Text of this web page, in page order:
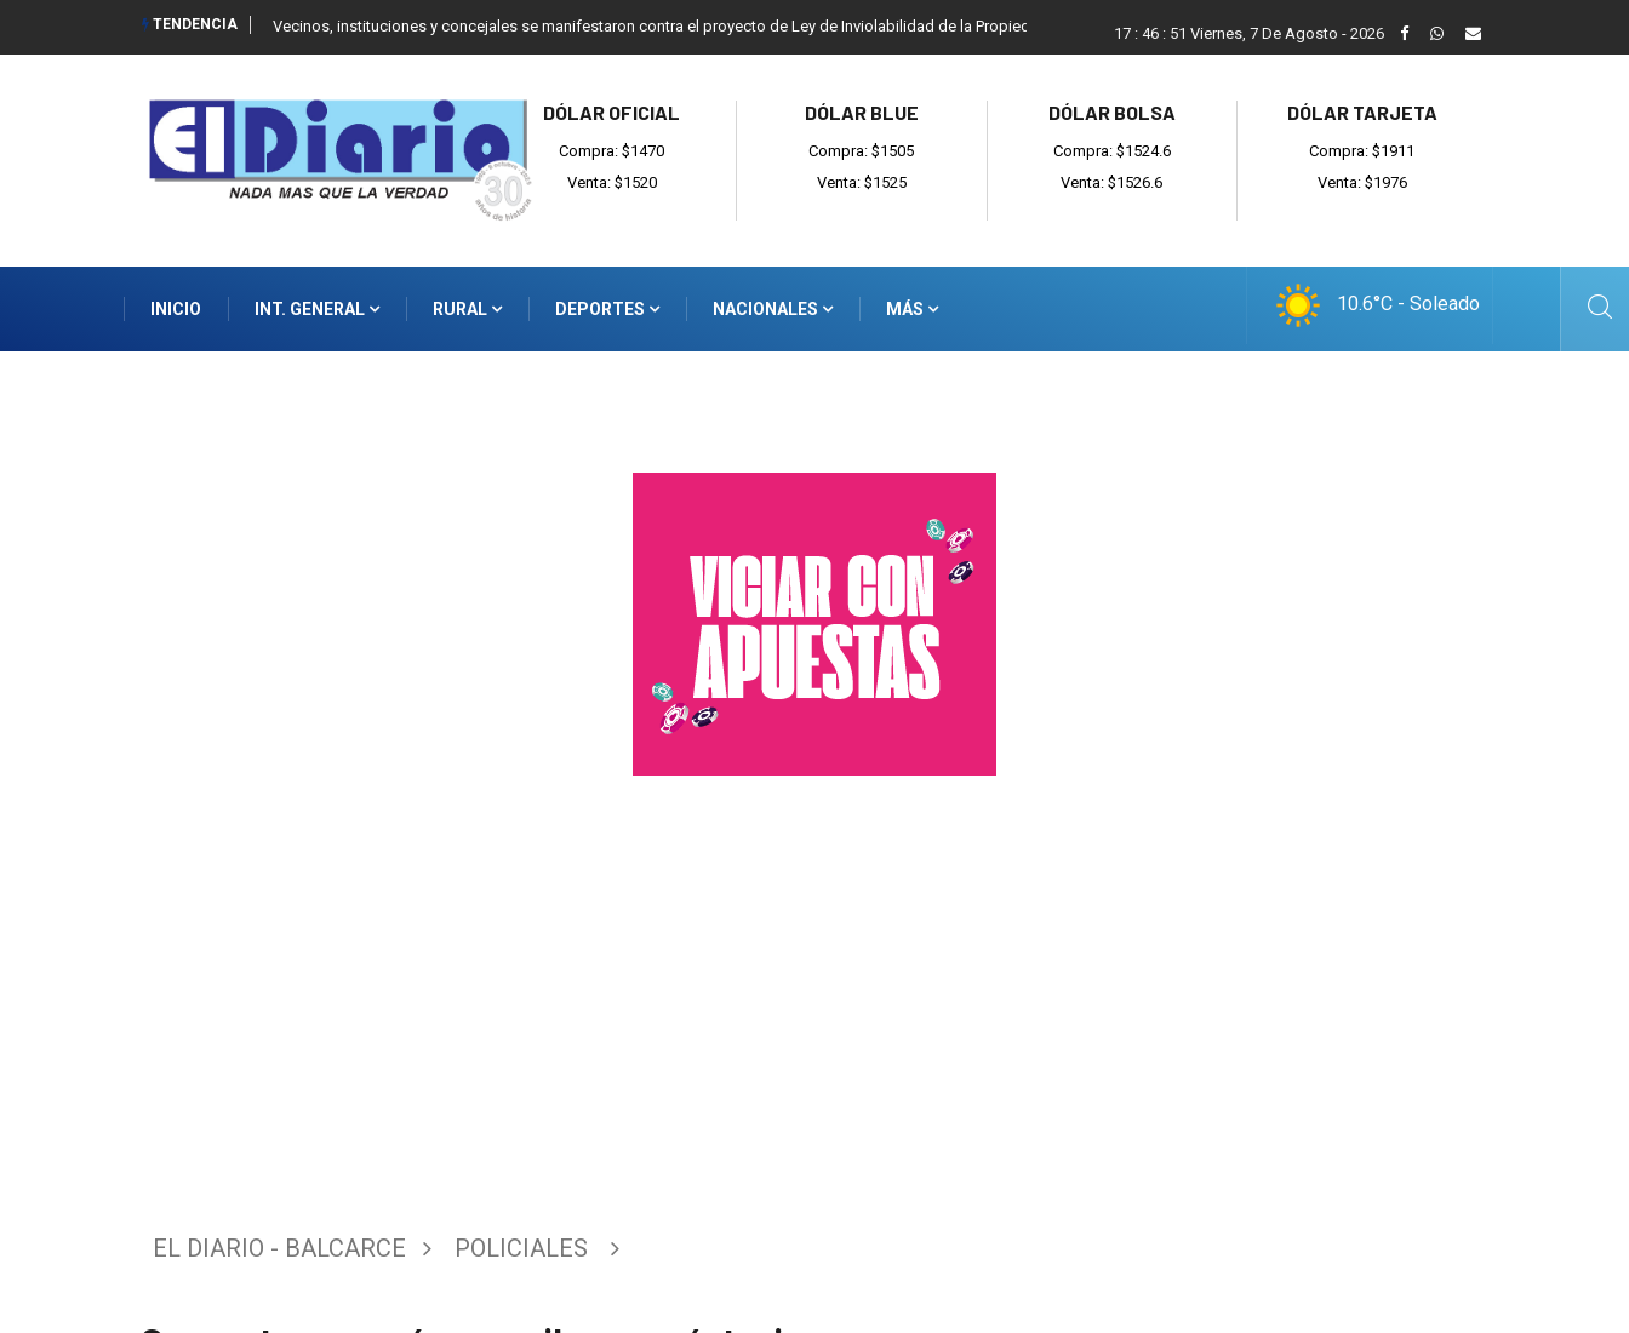
TENDENCIA Vecinos, instituciones y concejales se manifestaron contra el proyecto de Ley de Inviolabilidad de la Propiedad Privada Reino recibió a instituciones y confirmó gestiones para
17 : 46 : 52 Viernes, 7 De Agosto - 2026
DÓLAR OFICIAL
Compra: $1470
Venta: $1520
DÓLAR BLUE
Compra: $1505
Venta: $1525
DÓLAR BOLSA
Compra: $1524.6
Venta: $1526.6
DÓLAR TARJETA
Compra: $1911
Venta: $1976
INICIO INT. GENERAL RURAL DEPORTES NACIONALES MÁS 10.6°C - Soleado
EL DIARIO - BALCARCE POLICIALES